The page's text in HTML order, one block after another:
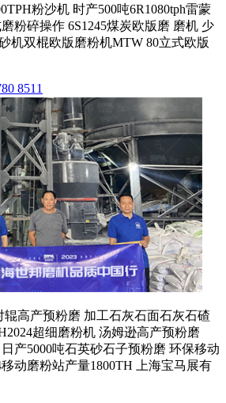
粉沙机 时产500吨6R1080tph雷蒙
粉碎操作 6S1245煤炭欧版磨 磨机 少
机双棍欧版磨粉机MTW 80立式欧版
8511
辊高产预粉磨 加工石灰石面石灰石碴
超细磨粉机 汤姆逊高产预粉磨
产5000吨石英砂石子预粉磨 环保移动
动磨粉站产量1800TH 上海宝马展有